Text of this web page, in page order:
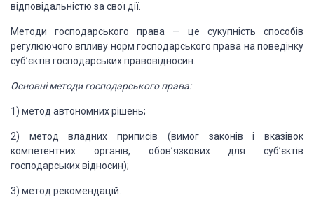
відповідальністю за свої дії.
Методи господарського права — це сукупність способів
регулюючого впливу норм господарського права на поведінку
суб’єктів господарських правовідносин.
Основні методи господарського права:
1) метод автономних рішень;
2) метод владних приписів (вимогзаконів і вказівок
компетентних органів, обов’язкових для суб’єктів
господарських відносин);
3) метод рекомендацій.